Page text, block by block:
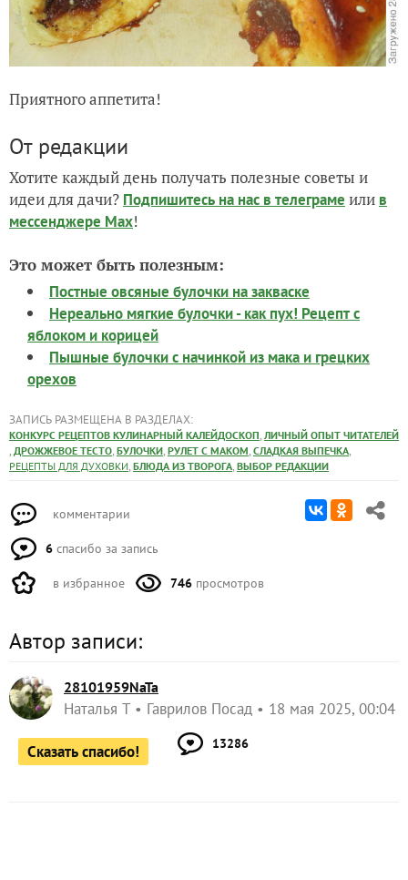
Хотите каждый день получать полезные советы и
идеи для дачи?Подпишитесь на насв телеграме илив
мессенджере Max
Это может быть полезным:
Нереально мягкие булочки - как пух! Рецепт с
яблоком и корицей
Пышные булочки с начинкой из мака и грецких
орехов
КОНКУРС РЕЦЕПТОВ КУЛИНАРНЫЙ КАЛЕЙДОСКОП
ДРОЖЖЕВОЕ ТЕСТО , , РУЛЕТ С МАКОМ ,
РЕЦЕПТЫ ДЛЯ ДУХОВКИ,БЛЮДА ИЗ ТВОРОГА,ВЫБОР РЕДАКЦИИ
комментарии
6спасибо за запись
в избранное 746просмотров
Автор записи:
28101959NaTa
Наталья Т Гаврилов Посад
Сказать спасибо! 13286
Пожалуйста, оставьте комментарий